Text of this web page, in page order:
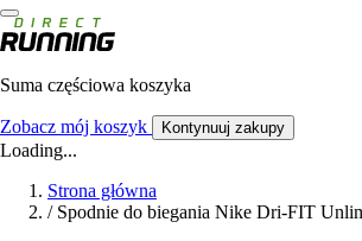
Suma częściowa koszyka
Zobacz mój koszyk Kontynuuj zakupy
Loading...
Strona główna
/ Spodnie do biegania Nike Dri-FIT